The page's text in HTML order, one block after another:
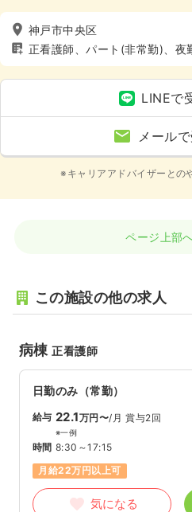
神戸市中央区
正看護師、パート(非常勤)、夜
LINEで
メール
※キャリアアドバイザーとの
ページ上部
この施設の他の求人
病棟正看護師
日勤のみ（常勤）
給与 22.1万円〜/月 賞与2回
※一例
時間 8:30～17:15
月給22万円以上可
気になる